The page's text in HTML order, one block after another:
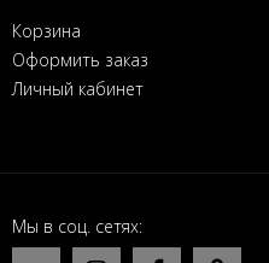
Корзина
Оформить заказ
Личный кабинет
Мы в соц. сетях